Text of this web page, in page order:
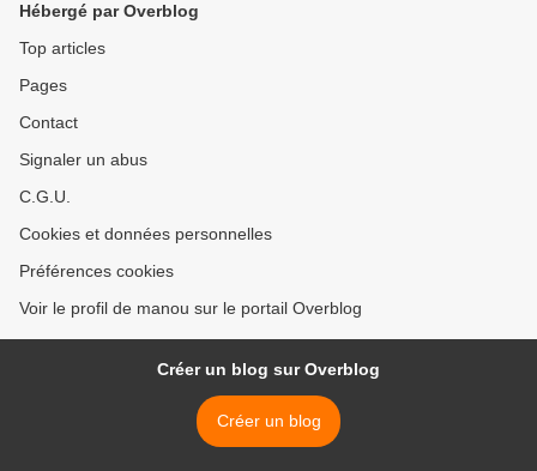
Hébergé par Overblog
Top articles
Pages
Contact
Signaler un abus
C.G.U.
Cookies et données personnelles
Préférences cookies
Voir le profil de manou sur le portail Overblog
Créer un blog sur Overblog
Créer un blog